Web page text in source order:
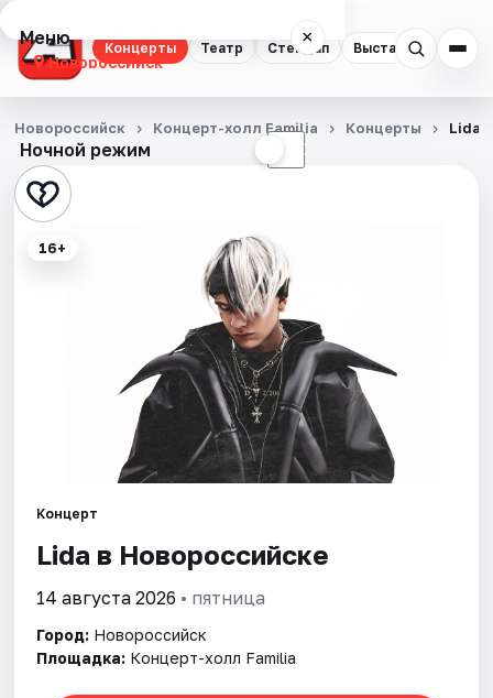
Концерты Театр Стендап Выставки
Меню ×
Новороссийск
Концерты
Театр
Стендап
Площадки
Артисты
Рейтинги
Ночной режим ☾
Новороссийск Концерт-холл Familia Концерты Lida
16+
Концерт
Lida в Новороссийске
14 августа 2026 • пятница
Город: Новороссийск
Площадка: Концерт-холл Familia